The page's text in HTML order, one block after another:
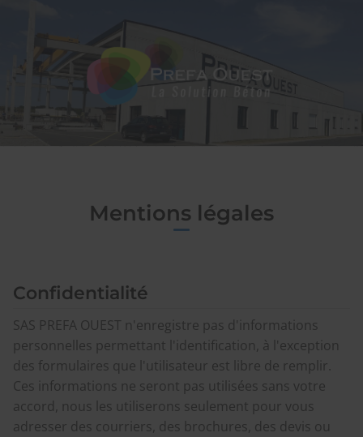
Mentions légales
Confidentialité
SAS PREFA OUEST n'enregistre pas d'informations
personnelles permettant l'identification, à l'exception
des formulaires que l'utilisateur est libre de remplir.
Ces informations ne seront pas utilisées sans votre
accord, nous les utiliserons seulement pour vous
adresser des courriers, des brochures, des devis ou